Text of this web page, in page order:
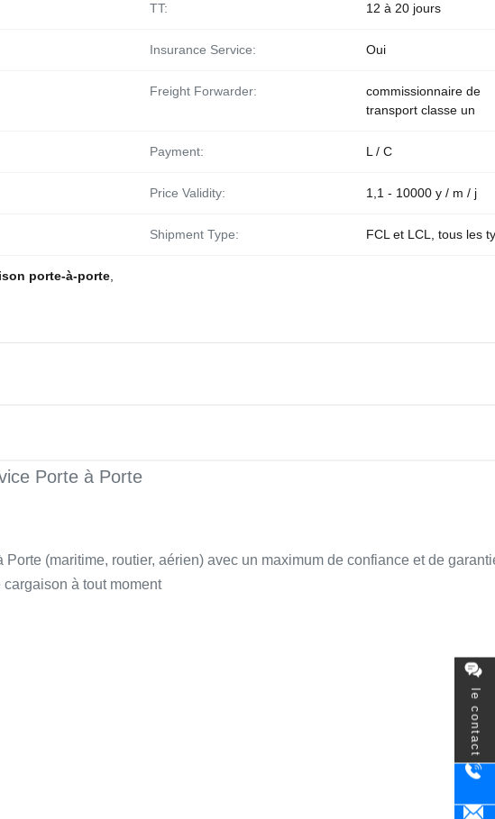
le contact
TT: 12 à 20 jours
Insurance Service: Oui
Freight Forwarder:
commissionnaire de
transport classe un
Payment: L / C
Price Validity: 1,1 - 10000 y / m / j
Shipment Type: FCL et LCL, tous les
porte-à-porte
Porte à Porte
(maritime, routier, aérien) avec un maximum de confiance et de
à tout moment